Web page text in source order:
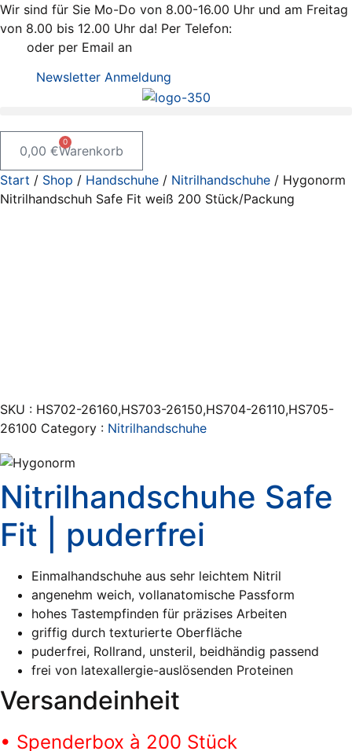
Zum
Inhalt
springen
Wir sind für Sie Mo-Do von 8.00-16.00 Uhr und am Freitag
von 8.00 bis 12.00 Uhr da! Per Telefon:
oder per Email an
Newsletter Anmeldung
0,00 €
0
Warenkorb
Start / Shop / Handschuhe / Nitrilhandschuhe / Hygonorm
Nitrilhandschuh Safe Fit weiß 200 Stück/Packung
SKU : HS702-26160,HS703-26150,HS704-26110,HS705-
26100 Category : Nitrilhandschuhe
Nitrilhandschuhe Safe
Fit | puderfrei
Einmalhandschuhe aus sehr leichtem Nitril
angenehm weich, vollanatomische Passform
hohes Tastempfinden für präzises Arbeiten
griffig durch texturierte Oberfläche
puderfrei, Rollrand, unsteril, beidhändig passend
frei von latexallergie-auslösenden Proteinen
Versandeinheit
• Spenderbox à 200 Stück